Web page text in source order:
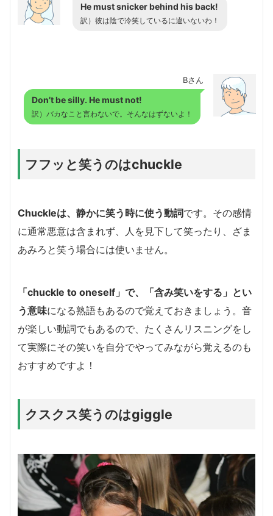
He must snicker behind his back!
訳）彼は陰で冷笑しているに違いないわ！
Bさん
Don’t be silly. He must not!
訳）バカなこと言わないで。そんなはずないよ！
フフッと笑うのはchuckle
Chuckleは、静かに笑う時に使う動詞です。その感情
に通常悪意は含まれず、人を見下して笑ったり、ざま
あみろと笑う場合には使いません。
「chuckle to oneself」で、「含み笑いをする」とい
う意味になる熟語もあるので覚えておきましょう。音
が楽しい動詞でもあるので、たくさんリスニングをし
て実際にその笑いを自分でやってみながら覚えるのも
おすすめですよ！
クスクス笑うのはgiggle